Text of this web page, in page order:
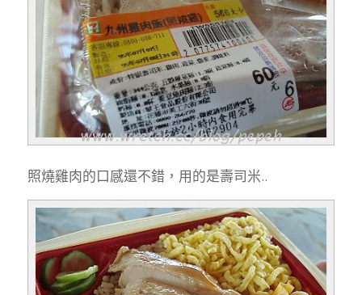
照燒雞肉的口感還不錯，用的是壽司米..